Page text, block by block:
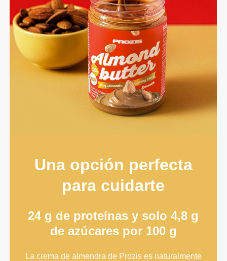
Una opción perfecta
para cuidarte
24 g de proteínas y solo 4,8 g
de azúcares por 100 g
La crema de almendra de Prozis es naturalmente